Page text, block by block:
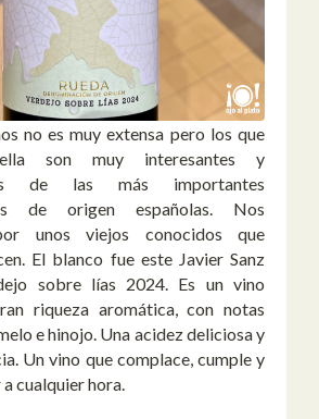
no es muy extensa pero los que
son muy interesantes y
de las más importantes
de origen españolas. Nos
unos viejos conocidos que
El blanco fue este Javier Sanz
sobre lías 2024. Es un vino
riqueza aromática, con notas
e hinojo. Una acidez deliciosa y
Un vino que complace, cumple y
cualquier hora.